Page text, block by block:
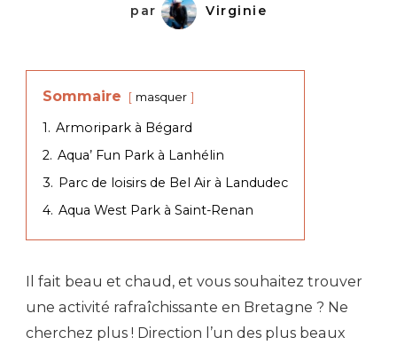
par Virginie
Sommaire masquer
1. Armoripark à Bégard
2. Aqua’ Fun Park à Lanhélin
3. Parc de loisirs de Bel Air à Landudec
4. Aqua West Park à Saint-Renan
Il fait beau et chaud, et vous souhaitez trouver
une activité rafraîchissante en Bretagne ? Ne
cherchez plus ! Direction l’un des plus beaux